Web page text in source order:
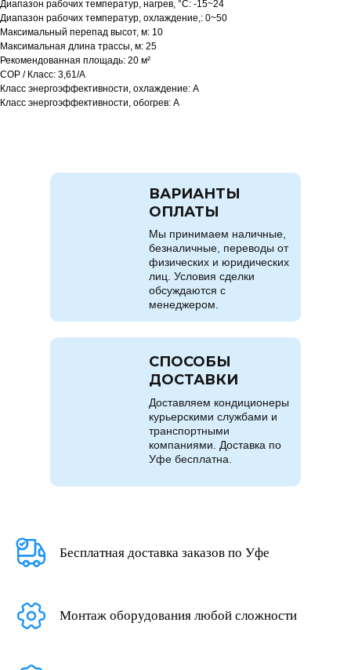
Диапазон рабочих температур, нагрев, °C: -15~24
Диапазон рабочих температур, охлаждение,: 0~50
Максимальный перепад высот, м: 10
Максимальная длина трассы, м: 25
Рекомендованная площадь: 20 м²
COP / Класс: 3,61/A
Класс энергоэффективности, охлаждение: A
Класс энергоэффективности, обогрев: A
Мы принимаем наличные,
безналичные, переводы от
физических и юридических
лиц. Условия сделки
обсуждаются с
менеджером.
ВАРИАНТЫ
ОПЛАТЫ
Доставляем кондиционеры
курьерскими службами и
транспортными
компаниями. Доставка по
Уфе бесплатна.
СПОСОБЫ
ДОСТАВКИ
Бесплатная доставка заказов по Уфе
Монтаж оборудования любой сложности